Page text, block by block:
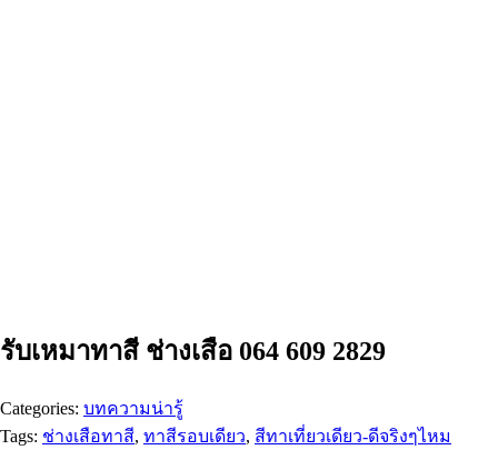
รับเหมาทาสี ช่างเสือ 064 609 2829
Categories: บทความน่ารู้
Tags: ช่างเสือทาสี, ทาสีรอบเดียว, สีทาเที่ยวเดียว-ดีจริงๆไหม